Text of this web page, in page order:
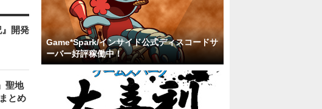
開発
聖地
とめ
Game*Spark/インサイド公式ディスコードサ
ーバー好評稼働中！